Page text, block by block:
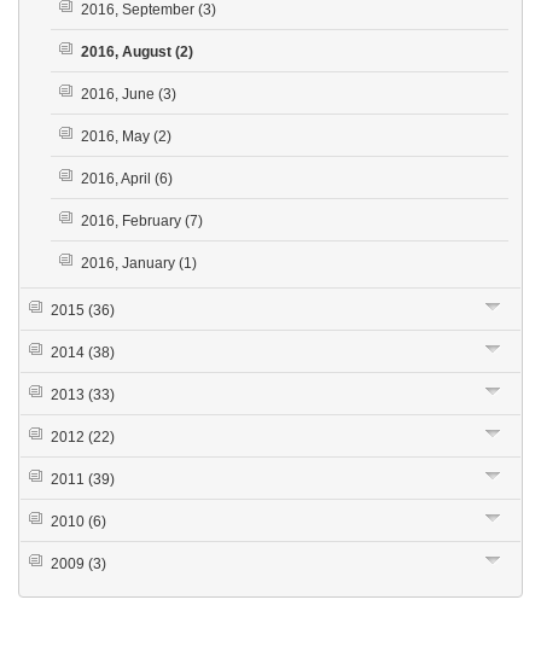
2016, September (3)
2016, August (2)
2016, June (3)
2016, May (2)
2016, April (6)
2016, February (7)
2016, January (1)
2015 (36)
2014 (38)
2013 (33)
2012 (22)
2011 (39)
2010 (6)
2009 (3)